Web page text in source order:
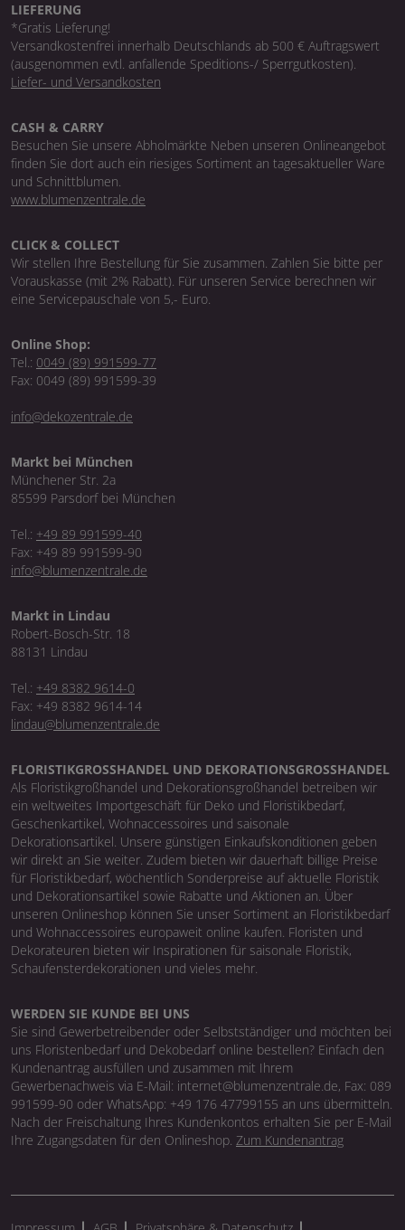
LIEFERUNG
*Gratis Lieferung!
Versandkostenfrei innerhalb Deutschlands ab 500 € Auftragswert
(ausgenommen evtl. anfallende Speditions-/ Sperrgutkosten).
Liefer- und Versandkosten
CASH & CARRY
Besuchen Sie unsere Abholmärkte Neben unseren Onlineangebot
finden Sie dort auch ein riesiges Sortiment an tagesaktueller Ware
und Schnittblumen.
www.blumenzentrale.de
CLICK & COLLECT
Wir stellen Ihre Bestellung für Sie zusammen. Zahlen Sie bitte per
Vorauskasse (mit 2% Rabatt). Für unseren Service berechnen wir
eine Servicepauschale von 5,- Euro.
Online Shop:
Tel.: 0049 (89) 991599-77
Fax: 0049 (89) 991599-39
info@dekozentrale.de
Markt bei München
Münchener Str. 2a
85599 Parsdorf bei München
Tel.: +49 89 991599-40
Fax: +49 89 991599-90
info@blumenzentrale.de
Markt in Lindau
Robert-Bosch-Str. 18
88131 Lindau
Tel.: +49 8382 9614-0
Fax: +49 8382 9614-14
lindau@blumenzentrale.de
FLORISTIKGROSSHANDEL UND DEKORATIONSGROSSHANDEL
Als Floristikgroßhandel und Dekorationsgroßhandel betreiben wir
ein weltweites Importgeschäft für Deko und Floristikbedarf,
Geschenkartikel, Wohnaccessoires und saisonale
Dekorationsartikel. Unsere günstigen Einkaufskonditionen geben
wir direkt an Sie weiter. Zudem bieten wir dauerhaft billige Preise
für Floristikbedarf, wöchentlich Sonderpreise auf aktuelle Floristik
und Dekorationsartikel sowie Rabatte und Aktionen an. Über
unseren Onlineshop können Sie unser Sortiment an Floristikbedarf
und Wohnaccessoires europaweit online kaufen. Floristen und
Dekorateuren bieten wir Inspirationen für saisonale Floristik,
Schaufensterdekorationen und vieles mehr.
WERDEN SIE KUNDE BEI UNS
Sie sind Gewerbetreibender oder Selbstständiger und möchten bei
uns Floristenbedarf und Dekobedarf online bestellen? Einfach den
Kundenantrag ausfüllen und zusammen mit Ihrem
Gewerbenachweis via E-Mail: internet@blumenzentrale.de, Fax: 089
991599-90 oder WhatsApp: +49 176 47799155 an uns übermitteln.
Nach der Freischaltung Ihres Kundenkontos erhalten Sie per E-Mail
Ihre Zugangsdaten für den Onlineshop. Zum Kundenantrag